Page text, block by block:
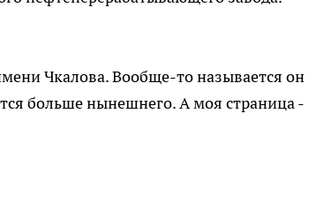
Чкалова. Вообще-то называется он
больше нынешнего. А моя страница -